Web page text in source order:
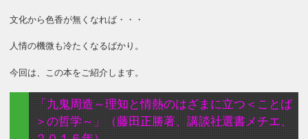
文化から色香が無くなれば・・・
人情の機微も冷たくなるばかり。
今回は、この本をご紹介します。
「九鬼周造～理知と情熱のはざまに立つ＜ことば
＞の哲学～」（藤田正勝著、講談社選書メチエ、